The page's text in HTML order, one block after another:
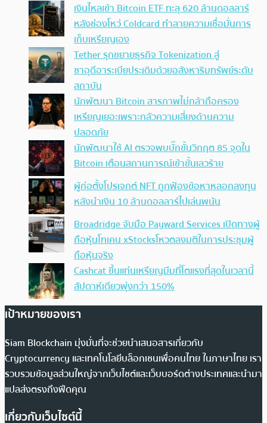
เงินไหลเข้า Bitcoin ETF ทะลุ 620 ล้านดอลลาร์
หลังช่องโหว่ Coldcard ทำลายความเชื่อมั่นการ
เก็บเหรียญเอง
Tether รุกขยายธุรกิจ Tokenization สู่
ซาอุดีอาระเบียประเดิมด้วยอสังหาริมทรัพย์ระดับ
สถาบัน
นักพัฒนา Bitcoin สารภาพไม่กล้าถือครอง
เหรียญเยอะเพราะกลัวความเสี่ยงด้านความ
ปลอดภัย
นักพัฒนาใช้ AI ตรวจพบบั๊กขั้นวิกฤต 85 จุดใน
Bitcoin เตือนสถานการณ์เข้าขั้นเลวร้าย
ผู้ก่อตั้งโปรเจกต์ NFT ถูกฟ้องข้อหาหลอกลงทุน
หลังนำเงิน 10 ล้านดอลลาร์ไปเล่นพนัน
Broadridge จับมือ Payward Services เปิดทางผู้
ถือหุ้นโทเคน xStocksโหวตลงมติในการประชุมผู้
ถือหุ้นจริง
Cashcat ขึ้นแท่นเหรียญมีมที่โตแรงที่สุดในเวลานี้
สัปดาห์เดียวพุ่งกว่า 150%
เป้าหมายของเรา
Siam Blockchain มุ่งมั่นที่จะช่วยนำเสนอสารเกี่ยวกับ
Cryptocurrency และเทคโนโลยีบล็อกเชนเพื่อคนไทย ในภาษาไทย เรา
รวบรวมข้อมูลส่วนใหญ่จากเว็บไซต์และเว็บบอร์ดต่างประเทศและนำมา
แปลส่งตรงถึงฟีดคุณ
เกี่ยวกับเว็บไซต์นี้